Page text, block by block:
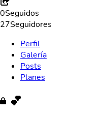
0Seguidos
27Seguidores
Perfil
Galería
Posts
Planes
💕